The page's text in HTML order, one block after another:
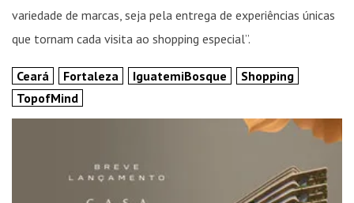
variedade de marcas, seja pela entrega de experiências únicas
que tornam cada visita ao shopping especial”.
Ceará Fortaleza IguatemiBosque
Shopping
TopofMind